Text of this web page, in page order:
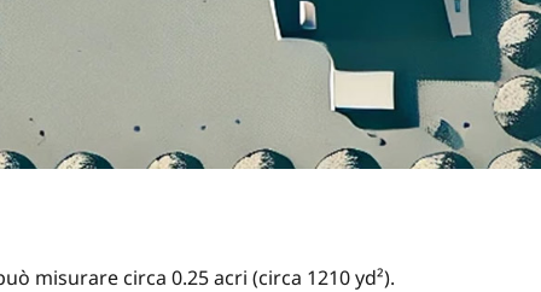
misurare circa 0.25 acri (circa 1210 yd²).